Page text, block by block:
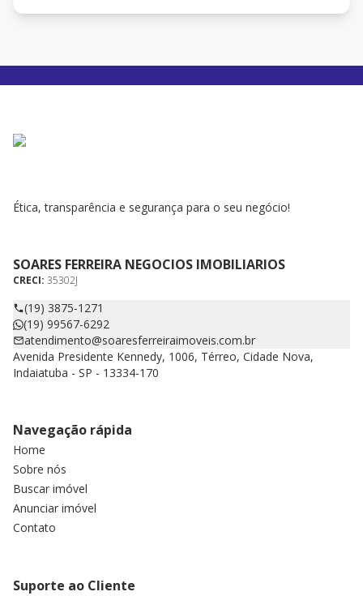
Ética, transparência e segurança para o seu negócio!
SOARES FERREIRA NEGOCIOS IMOBILIARIOS
CRECI: 35302J
(19) 3875-1271
(19) 99567-6292
atendimento@soaresferreiraimoveis.com.br
Avenida Presidente Kennedy, 1006, Térreo, Cidade Nova,
Indaiatuba - SP - 13334-170
Navegação rápida
Home
Sobre nós
Buscar imóvel
Anunciar imóvel
Contato
Suporte ao Cliente